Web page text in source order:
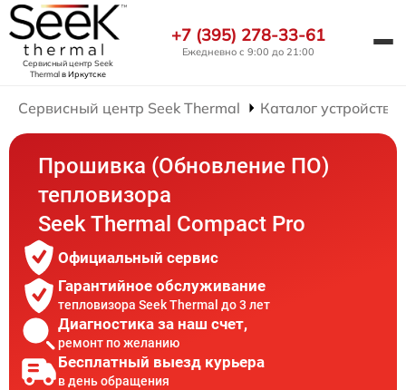
Сервисный центр Seek
Thermalв Иркутске
+7 (395) 278-33-61
Ежедневно с 9:00 до 21:00
Сервисный центр Seek Thermal Каталог устройств
Прошивка (Обновление ПО)
тепловизора
Seek Thermal Compact Pro
Официальный сервис
Гарантийное обслуживание
тепловизора Seek Thermal до 3 лет
Диагностика за наш счет,
ремонт по желанию
Бесплатный выезд курьера
в день обращения